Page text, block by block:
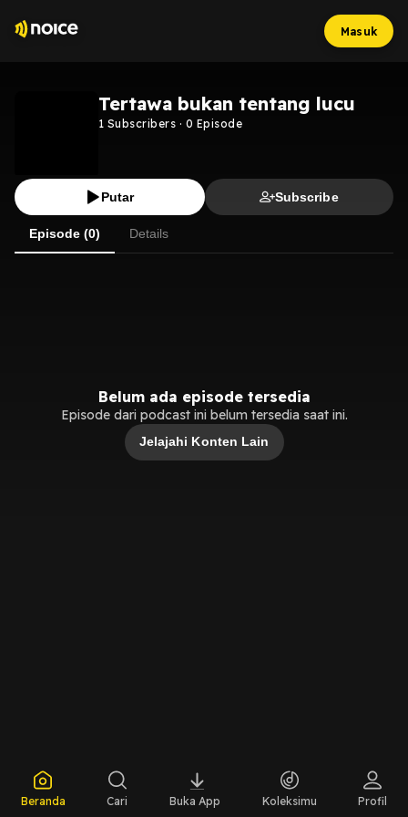
Masuk
Tertawa bukan tentang lucu
1 Subscribers · 0 Episode
Putar Subscribe
Episode (0) Details
Belum ada episode tersedia
Episode dari podcast ini belum tersedia saat ini.
Jelajahi Konten Lain
Beranda Cari Buka App Koleksimu Profil